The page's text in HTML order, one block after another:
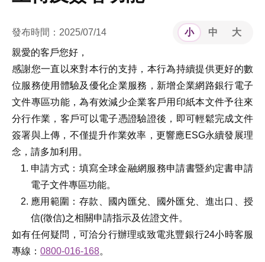
發布時間：2025/07/14 小 中
大
親愛的客戶您好，
感謝您一直以來對本行的支持，本行為持續提供更好的數
位服務使用體驗及優化企業服務，新增企業網路銀行電子
文件專區功能，為有效減少企業客戶用印紙本文件予往來
分行作業，客戶可以電子憑證驗證後，即可輕鬆完成文件
簽署與上傳，不僅提升作業效率，更響應ESG永續發展理
念，請多加利用。
申請方式：填寫全球金融網服務申請書暨約定書申請
電子文件專區功能。
應用範圍：存款、國內匯兌、國外匯兌、進出口、授
信(徵信)之相關申請指示及佐證文件。
如有任何疑問，可洽分行辦理或致電兆豐銀行24小時客服
專線： 0800-016-168。